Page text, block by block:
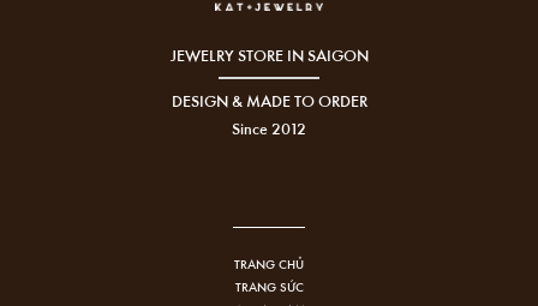
JEWELRY STORE IN SAIGON
DESIGN & MADE TO ORDER
Since 2012
TRANG CHỦ
TRANG SỨC